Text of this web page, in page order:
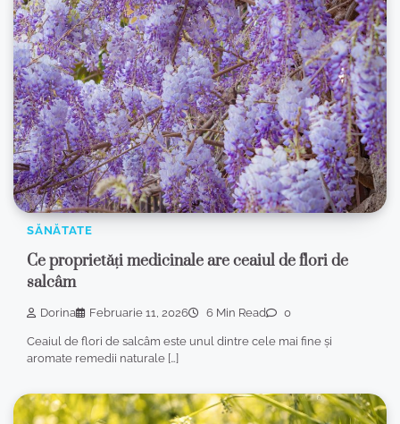
SĂNĂTATE
Ce proprietăți medicinale are ceaiul de flori de
salcâm
Dorina Februarie 11, 2026 6 Min Read 0
Ceaiul de flori de salcâm este unul dintre cele mai fine și
aromate remedii naturale […]